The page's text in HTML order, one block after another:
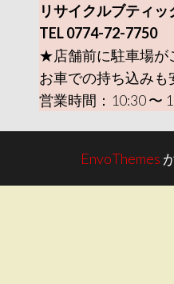
リサイクルブティッ
TEL 0774-72-7750
★店舗前に駐車場が
お車での持ち込みも
営業時間：10:30 〜
EnvoThemes